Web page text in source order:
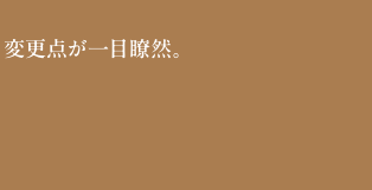
更点が一目瞭然。